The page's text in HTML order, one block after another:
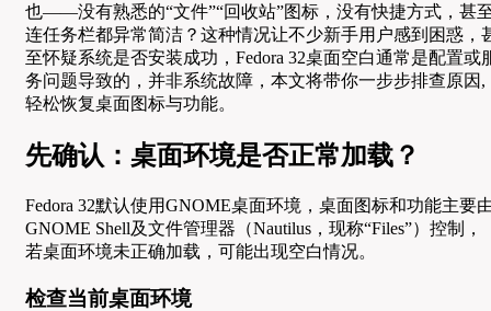
也——没有熟悉的“文件”“回收站”图标，没有快捷方式，甚
连任务栏都异常简洁？这种情况让不少新手用户感到困惑，
至怀疑系统是否安装成功，Fedora 32桌面空白通常是配置或
务问题导致的，并非系统故障，本文将带你一步步排查原因,
轻松恢复桌面图标与功能。
先确认：桌面环境是否正常加载？
Fedora 32默认使用GNOME桌面环境，桌面图标和功能主要
GNOME Shell及文件管理器（Nautilus，现称“Files”）控制，
若桌面环境未正确加载，可能出现空白情况。
检查当前桌面环境